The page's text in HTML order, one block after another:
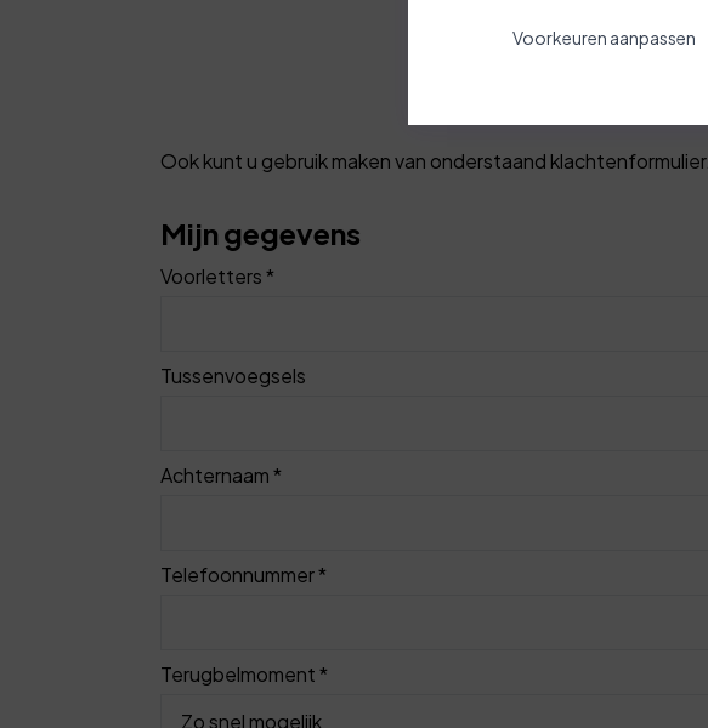
Ook kunt u gebruik maken van onderstaand klachtenformulier.
Mijn gegevens
Voorletters *
Tussenvoegsels
Achternaam *
Telefoonnummer *
Terugbelmoment *
Voorkeuren aanpassen